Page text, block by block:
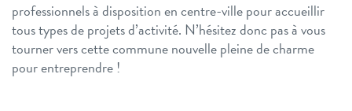
professionnels à disposition en centre-ville pour accueillir
tous types de projets d’activité. N’hésitez donc pas à vous
tourner vers cette commune nouvelle pleine de charme
pour entreprendre !